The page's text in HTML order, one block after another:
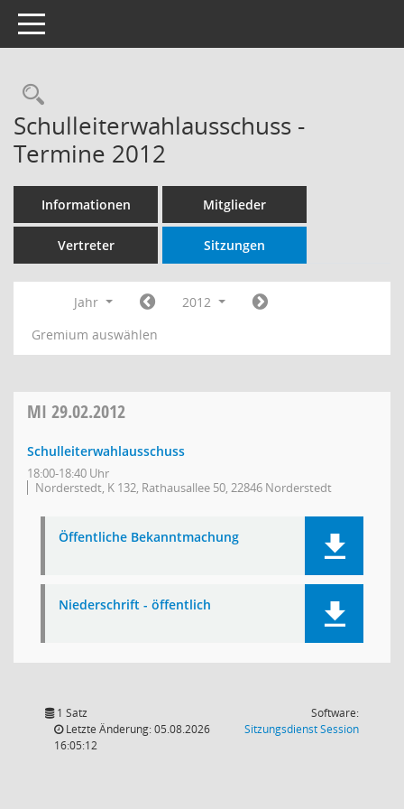
Toggle navigation
Rechercheauswahl
Schulleiterwahlausschuss -
Termine 2012
Informationen Mitglieder
Vertreter Sitzungen
Jahr
2012
Gremium auswählen
MI 29.02.2012
Schulleiterwahlausschuss
18:00-18:40 Uhr
Norderstedt, K 132, Rathausallee 50, 22846 Norderstedt
Öffentliche Bekanntmachung
Niederschrift - öffentlich
1 Satz
Letzte Änderung: 05.08.2026
16:05:12
Software:
SitzungsdienstSession(Wird in